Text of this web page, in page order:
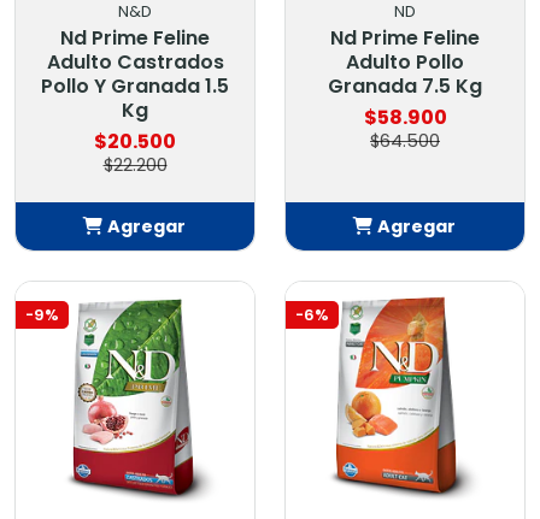
N&D
Nd Prime Feline
Adulto Castrados
Pollo Y Granada 1.5
Kg
$20.500
$22.200
Agregar
ND
Nd Prime Feline
Adulto Pollo
Granada 7.5 Kg
$58.900
$64.500
Agregar
-9% -6%